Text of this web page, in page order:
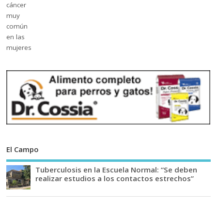
El Campo
Tuberculosis en la Escuela Normal: “Se deben
realizar estudios a los contactos estrechos”